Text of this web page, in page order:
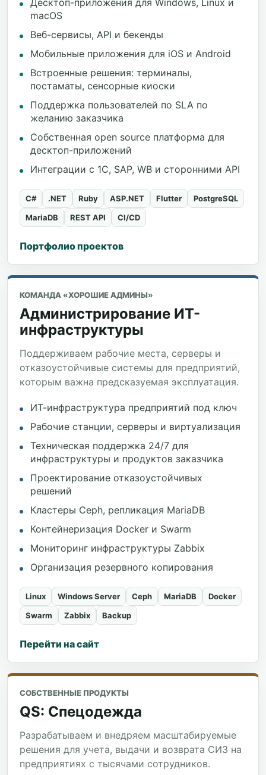
Десктоп-приложения для Windows, Linux и
macOS
Веб-сервисы, API и бекенды
Мобильные приложения для iOS и Android
Встроенные решения: терминалы,
постаматы, сенсорные киоски
Поддержка пользователей по SLA по
желанию заказчика
Собственная open source платформа для
десктоп-приложений
Интеграции с 1С, SAP, WB и сторонними API
C# .NET Ruby ASP.NET Flutter
PostgreSQL
MariaDB
REST API CI/CD
Портфолио проектов
КОМАНДА «ХОРОШИЕ АДМИНЫ»
Администрирование ИТ-
инфраструктуры
Поддерживаем рабочие места, серверы и
отказоустойчивые системы для предприятий,
которым важна предсказуемая эксплуатация.
ИТ-инфраструктура предприятий под ключ
Рабочие станции, серверы и виртуализация
Техническая поддержка 24/7 для
инфраструктуры и продуктов заказчика
Проектирование отказоустойчивых
решений
Кластеры Ceph, репликация MariaDB
Контейнеризация Docker и Swarm
Мониторинг инфраструктуры Zabbix
Организация резервного копирования
Linux Windows Server Ceph MariaDB
Docker
Swarm
Zabbix Backup
Перейти на сайт
СОБСТВЕННЫЕ ПРОДУКТЫ
QS: Спецодежда
Разрабатываем и внедряем масштабируемые
решения для учета, выдачи и возврата СИЗ на
предприятиях с тысячами сотрудников.